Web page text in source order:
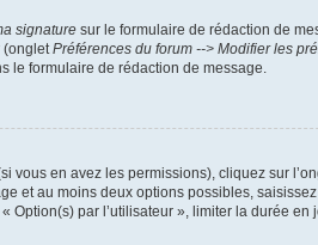
signature sur le formulaire de rédaction de
(onglet Préférences du forum --> Modifier les
le formulaire de rédaction de message.
vous en avez les permissions), cliquez sur
et au moins deux options possibles,
par l’utilisateur », limiter la durée